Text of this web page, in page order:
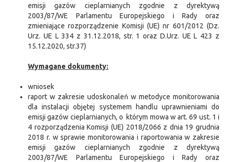
emisji gazów cieplarnianych zgodnie z dyrektywą
2003/87/WE Parlamentu Europejskiego i Rady oraz
zmieniające rozporządzenie Komisji (UE) nr 601/2012 (Dz.
Urz. UE L 334 z 31.12.2018, str. 1 oraz D.Urz. UE L 423 z
15.12.2020, str.37)
Wymagane dokumenty:
wniosek
raport w zakresie udoskonaleń w metodyce monitorowania
dla instalacji objętej systemem handlu uprawnieniami do
emisji gazów cieplarnianych, o którym mowa w art. 69 ust. 1 i
4 rozporządzenia Komisji (UE) 2018/2066 z dnia 19 grudnia
2018 r. w sprawie monitorowania i raportowania w zakresie
emisji gazów cieplarnianych zgodnie z dyrektywą
2003/87/WE Parlamentu Europejskiego i Rady oraz